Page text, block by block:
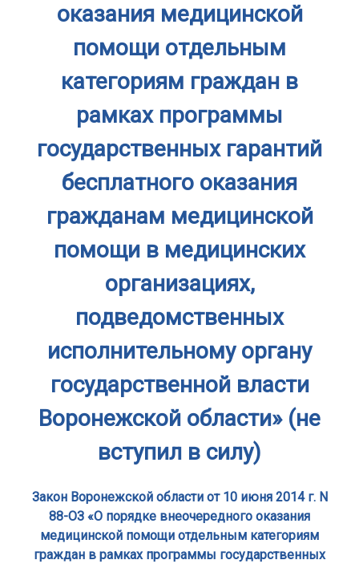
оказания медицинской
помощи отдельным
категориям граждан в
рамках программы
государственных гарантий
бесплатного оказания
гражданам медицинской
помощи в медицинских
организациях,
подведомственных
исполнительному органу
государственной власти
Воронежской области» (не
вступил в силу)
Закон Воронежской области от 10 июня 2014 г. N
88-ОЗ «О порядке внеочередного оказания
медицинской помощи отдельным категориям
граждан в рамках программы государственных